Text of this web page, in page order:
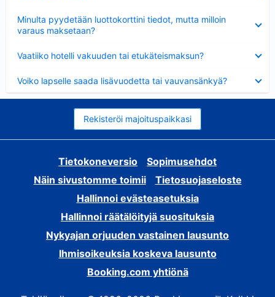
Minulta pyydetään luottokorttini tiedot, mutta milloin
varaus maksetaan?
Vaatiiko hotelli vakuuden tai etukäteismaksun?
Voiko lapselle saada lisävuodetta tai vauvansänkyä?
Rekisteröi majoituspaikkasi
Tietokoneversio
Sopimusehdot
Näin sivustomme toimii
Tietosuojaseloste
Hallinnoi evästeasetuksia
Hallinnoi räätälöityjä suosituksia
Nykyajan orjuuden vastainen lausunto
Ihmisoikeuksia koskeva lausunto
Booking.com yhtiönä